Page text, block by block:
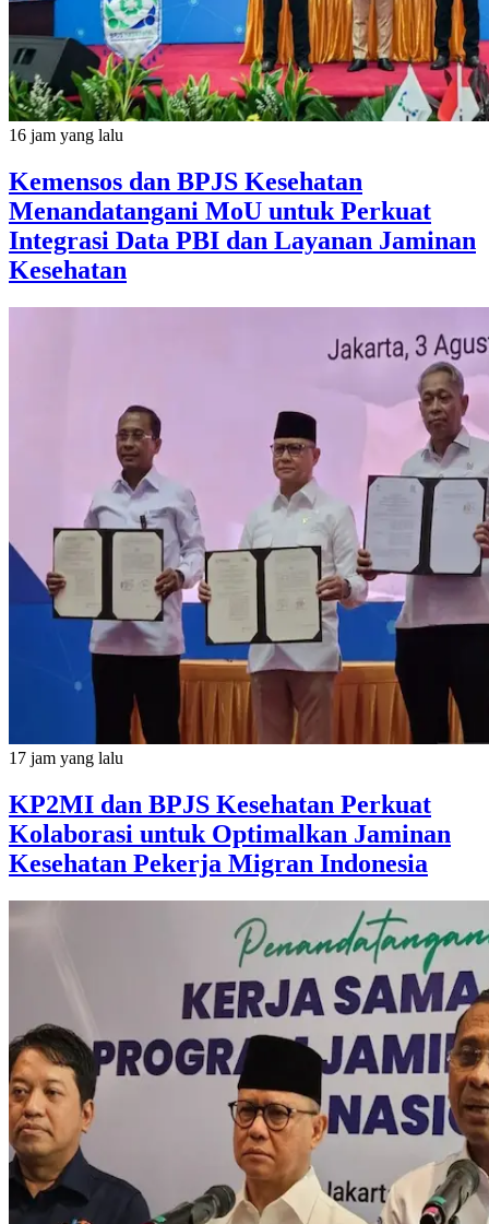
16 jam yang lalu
Kemensos dan BPJS Kesehatan
Menandatangani MoU untuk Perkuat
Integrasi Data PBI dan Layanan Jaminan
Kesehatan
17 jam yang lalu
KP2MI dan BPJS Kesehatan Perkuat
Kolaborasi untuk Optimalkan Jaminan
Kesehatan Pekerja Migran Indonesia